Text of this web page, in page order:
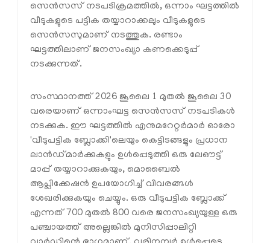
സെൻസസ് നടപടിക്രമത്തിൽ, ഒന്നാം ഘട്ടത്തിൽ
വീടുകളുടെ പട്ടിക തയ്യാറാക്കലും വീടുകളുടെ
സെൻസസുമാണ് നടത്തുക. രണ്ടാം
ഘട്ടത്തിലാണ് ജനസംഖ്യാ കണക്കെടുപ്പ്
നടക്കുന്നത്.
സംസ്ഥാനത്ത് 2026 ജൂലൈ 1 മുതൽ ജൂലൈ 30
വരെയാണ് ഒന്നാംഘട്ട സെൻസസ് നടപടികൾ
നടക്കുക. ഈ ഘട്ടത്തിൽ എനുമറേറ്റർമാർ ഓരോ
'വീടുപട്ടിക ബ്ലോക്കി'ലെയും കെട്ടിടങ്ങളും പ്രധാന
ലാൻഡ്മാർക്കുകളും ഉൾപ്പെടുത്തി ഒരു ലേഔട്ട്
മാപ്പ് തയ്യാറാക്കുകയും, മൊബൈൽ
ആപ്ലിക്കേഷൻ ഉപയോഗിച്ച് വിവരങ്ങൾ
ശേഖരിക്കുകയും ചെയ്യും. ഒരു വീടുപട്ടിക ബ്ലോക്ക്
എന്നത് 700 മുതൽ 800 വരെ ജനസംഖ്യയുള്ള ഒരു
പഞ്ചായത്ത് അല്ലെങ്കിൽ മുനിസിപ്പാലിറ്റി